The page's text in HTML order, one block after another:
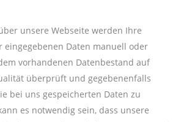
unsere Webseite werden Ihre
Daten manuell oder
vorhandenen Datenbestand auf
überprüft und gegebenenfalls
bei uns gespeicherten Daten zu
es notwendig sein, dass unsere